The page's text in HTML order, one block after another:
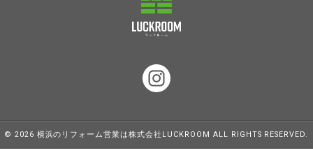
© 2026 横浜のリフォーム営業は株式会社LUCKROOM ALL RIGHTS RESERVED.